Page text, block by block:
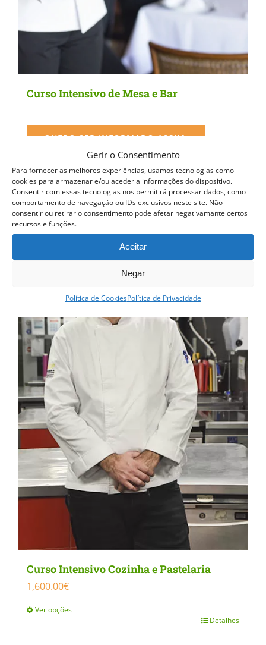
Gerir o Consentimento
Para fornecer as melhores experiências, usamos tecnologias como
cookies para armazenar e/ou aceder a informações do dispositivo.
Consentir com essas tecnologias nos permitirá processar dados, como
comportamento de navegação ou IDs exclusivos neste site. Não
consentir ou retirar o consentimento pode afetar negativamante certos
recursos e funções.
Aceitar
Negar
Política de CookiesPolítica de Privacidade
Curso Intensivo de Mesa e Bar
QUERO SER INFORMADO ASSIM
Detalhes
Curso Intensivo Cozinha e Pastelaria
1,600.00€
Ver opções
Detalhes